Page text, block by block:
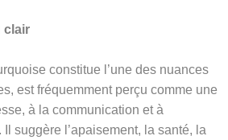
clair
constitue l’une des nuances
est fréquemment perçu comme une
à la communication et à
Il suggère l’apaisement, la santé, la